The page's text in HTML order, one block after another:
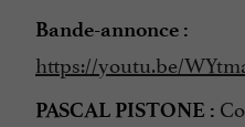
Bande-annonce :
https://youtu.be/
PASCAL PISTONE :